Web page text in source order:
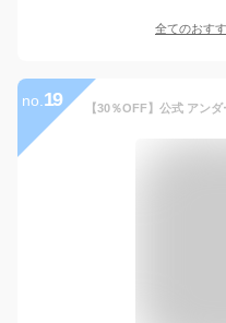
全てのおす
no. 19